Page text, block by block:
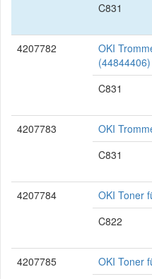
C831
4207782
OKI
(44844406)
C831
4207783
OKI
C831
4207784
OKI Toner
C822
4207785
OKI Toner